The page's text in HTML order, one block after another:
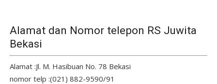
Alamat dan Nomor telepon RS Juwita
Bekasi
Alamat :Jl. M. Hasibuan No. 78 Bekasi
nomor telp :(021) 882-9590/91